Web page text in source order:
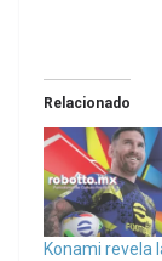
Relacionado
Konami revela